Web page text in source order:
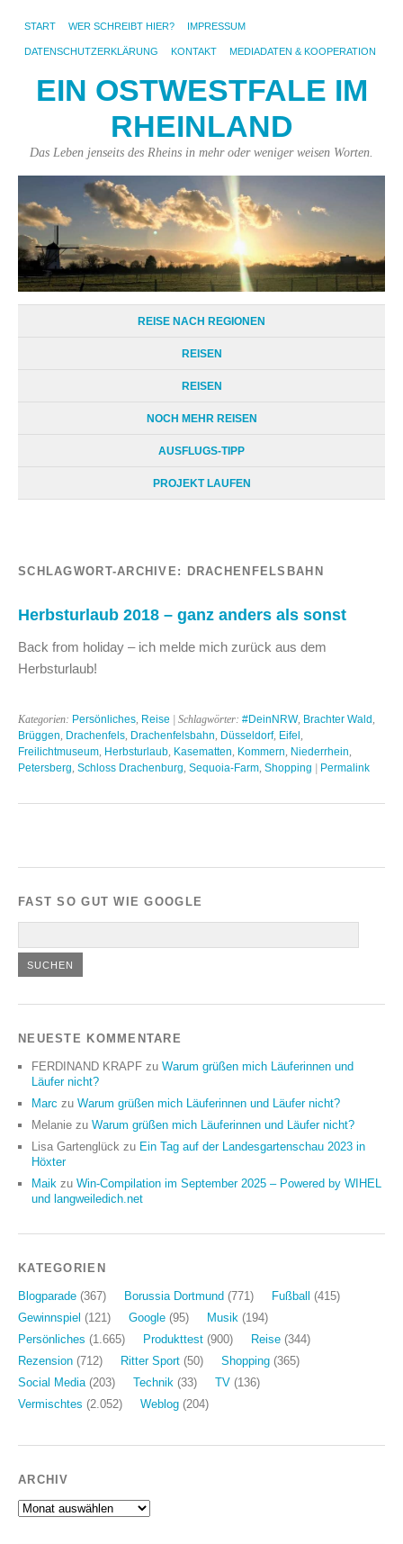
START WER SCHREIBT HIER? IMPRESSUM
DATENSCHUTZERKLÄRUNG KONTAKT MEDIADATEN & KOOPERATION
EIN OSTWESTFALE IM
RHEINLAND
Das Leben jenseits des Rheins in mehr oder weniger weisen Worten.
REISE NACH REGIONEN
REISEN
REISEN
NOCH MEHR REISEN
AUSFLUGS-TIPP
PROJEKT LAUFEN
SCHLAGWORT-ARCHIVE: DRACHENFELSBAHN
Herbsturlaub 2018 – ganz anders als sonst
Back from holiday – ich melde mich zurück aus dem
Herbsturlaub!
Kategorien: Persönliches Reise | Schlagwörter: #DeinNRW, Brachter Wald
Brüggen Drachenfels Drachenfelsbahn Düsseldorf, Eifel
Freilichtmuseum Herbsturlaub Kasematten Kommern Niederrhein
Petersberg Schloss Drachenburg Sequoia-Farm Shopping | Permalink
FAST SO GUT WIE GOOGLE
NEUESTE KOMMENTARE
FERDINAND KRAPF zu Warum grüßen mich Läuferinnen und
Läufer nicht?
Marc zu Warum grüßen mich Läuferinnen und Läufer nicht?
Melanie zu Warum grüßen mich Läuferinnen und Läufer nicht?
Lisa Gartenglück zu Ein Tag auf der Landesgartenschau 2023 in
Höxter
Maik zu Win-Compilation im September 2025 – Powered by WIHEL
und langweiledich.net
KATEGORIEN
Blogparade (367) Borussia Dortmund (771) Fußball
(415)
Gewinnspiel (121) Google (95) Musik (194)
Persönliches (1.665) Produkttest (900) Reise (344)
Rezension (712) Ritter Sport (50) Shopping (365)
Social Media (203) Technik (33) TV (136)
Vermischtes (2.052) Weblog (204)
ARCHIV
Archiv